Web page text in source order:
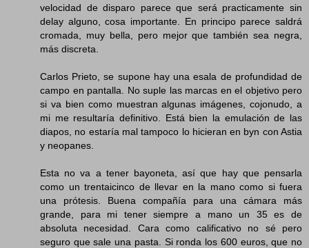
velocidad de disparo parece que será practicamente sin
delay alguno, cosa importante. En principo parece saldrá
cromada, muy bella, pero mejor que también sea negra,
más discreta.
Carlos Prieto, se supone hay una esala de profundidad de
campo en pantalla. No suple las marcas en el objetivo pero
si va bien como muestran algunas imágenes, cojonudo, a
mi me resultaría definitivo. Está bien la emulación de las
diapos, no estaría mal tampoco lo hicieran en byn con Astia
y neopanes.
Esta no va a tener bayoneta, así que hay que pensarla
como un trentaicinco de llevar en la mano como si fuera
una prótesis. Buena compañía para una cámara más
grande, para mi tener siempre a mano un 35 es de
absoluta necesidad. Cara como calificativo no sé pero
seguro que sale una pasta. Si ronda los 600 euros, que no